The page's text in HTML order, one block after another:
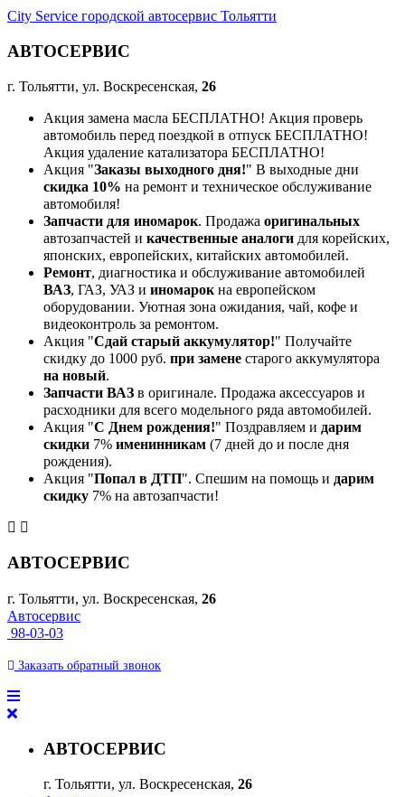
City Service городской автосервис Тольятти
АВТОСЕРВИС
г. Тольятти, ул. Воскресенская, 26
Акция замена масла БЕСПЛАТНО! Акция проверь
автомобиль перед поездкой в отпуск БЕСПЛАТНО!
Акция удаление катализатора БЕСПЛАТНО!
Акция "Заказы выходного дня!" В выходные дни
скидка 10% на ремонт и техническое обслуживание
автомобиля!
Запчасти для иномарок. Продажа оригинальных
автозапчастей и качественные аналоги для корейских,
японских, европейских, китайских автомобилей.
Ремонт, диагностика и обслуживание автомобилей
ВАЗ, ГАЗ, УАЗ и иномарокна европейском
оборудовании. Уютная зона ожидания, чай, кофе и
видеоконтроль за ремонтом.
Акция "Сдай старый аккумулятор!" Получайте
скидку до 1000 руб. при замене старого аккумулятора
на новый.
Запчасти ВАЗ в оригинале. Продажа аксессуаров и
расходники для всего модельного ряда автомобилей.
Акция "С Днем рождения!" Поздравляем и дарим
скидки 7% именинникам (7 дней до и после дня
рождения).
Акция "Попал в ДТП". Спешим на помощь и дарим
скидку 7% на автозапчасти!
АВТОСЕРВИС
г. Тольятти, ул. Воскресенская, 26
Автосервис
98-03-03
Заказать обратный звонок
АВТОСЕРВИС
г. Тольятти, ул. Воскресенская, 26